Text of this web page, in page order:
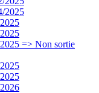
2025
=> Non sortie